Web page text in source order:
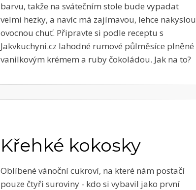
barvu, takže na svátečním stole bude vypadat
velmi hezky, a navíc má zajímavou, lehce nakyslou
ovocnou chuť. Připravte si podle receptu s
Jakvkuchyni.cz lahodné rumové půlměsíce plněné
vanilkovým krémem a ruby čokoládou. Jak na to?
Křehké kokosky
Oblíbené vánoční cukroví, na které nám postačí
pouze čtyři suroviny - kdo si vybavil jako první